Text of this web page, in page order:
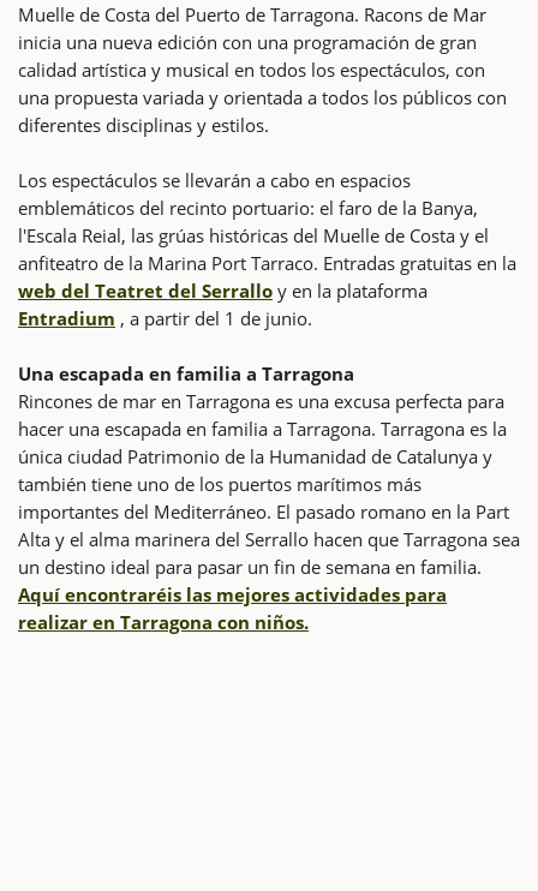
Muelle de Costa del Puerto de Tarragona. Racons de Mar
inicia una nueva edición con una programación de gran
calidad artística y musical en todos los espectáculos, con
una propuesta variada y orientada a todos los públicos con
diferentes disciplinas y estilos.
Los espectáculos se llevarán a cabo en espacios
emblemáticos del recinto portuario: el faro de la Banya,
l'Escala Reial, las grúas históricas del Muelle de Costa y el
anfiteatro de la Marina Port Tarraco. Entradas gratuitas en la
web del Teatret del Serrallo y en la plataforma
Entradium , a partir del 1 de junio.
Una escapada en familia a Tarragona
Rincones de mar en Tarragona es una excusa perfecta para
hacer una escapada en familia a Tarragona. Tarragona es la
única ciudad Patrimonio de la Humanidad de Catalunya y
también tiene uno de los puertos marítimos más
importantes del Mediterráneo. El pasado romano en la Part
Alta y el alma marinera del Serrallo hacen que Tarragona sea
un destino ideal para pasar un fin de semana en familia.
Aquí encontraréis las mejores actividades para
realizar en Tarragona con niños.